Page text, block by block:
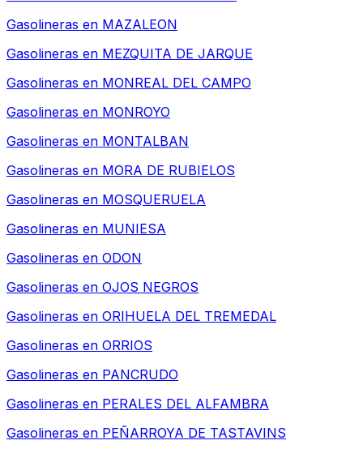
Gasolineras en MAZALEON
Gasolineras en MEZQUITA DE JARQUE
Gasolineras en MONREAL DEL CAMPO
Gasolineras en MONROYO
Gasolineras en MONTALBAN
Gasolineras en MORA DE RUBIELOS
Gasolineras en MOSQUERUELA
Gasolineras en MUNIESA
Gasolineras en ODON
Gasolineras en OJOS NEGROS
Gasolineras en ORIHUELA DEL TREMEDAL
Gasolineras en ORRIOS
Gasolineras en PANCRUDO
Gasolineras en PERALES DEL ALFAMBRA
Gasolineras en PEÑARROYA DE TASTAVINS